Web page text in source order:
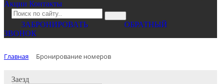
Акции Контакты
ЗАБРОНИРОВАТЬ
ОБРАТНЫЙ
ЗВОНОК
Главная Бронирование номеров
Заезд